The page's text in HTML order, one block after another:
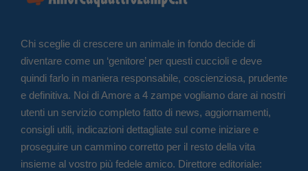
Chi sceglie di crescere un animale in fondo decide di
diventare come un ‘genitore’ per questi cuccioli e deve
quindi farlo in maniera responsabile, coscienziosa, prudente
e definitiva. Noi di Amore a 4 zampe vogliamo dare ai nostri
utenti un servizio completo fatto di news, aggiornamenti,
consigli utili, indicazioni dettagliate sul come iniziare e
proseguire un cammino corretto per il resto della vita
insieme al vostro più fedele amico. Direttore editoriale: